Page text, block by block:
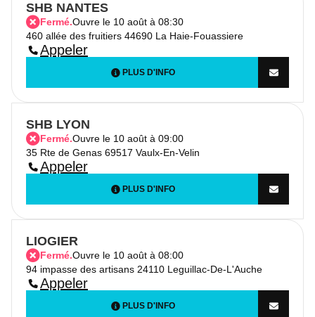
SHB NANTES
Fermé.Ouvre le 10 août à 08:30
460 allée des fruitiers 44690 La Haie-Fouassiere
Appeler
PLUS D'INFO
SHB LYON
Fermé.Ouvre le 10 août à 09:00
35 Rte de Genas 69517 Vaulx-En-Velin
Appeler
PLUS D'INFO
LIOGIER
Fermé.Ouvre le 10 août à 08:00
94 impasse des artisans 24110 Leguillac-De-L'Auche
Appeler
PLUS D'INFO